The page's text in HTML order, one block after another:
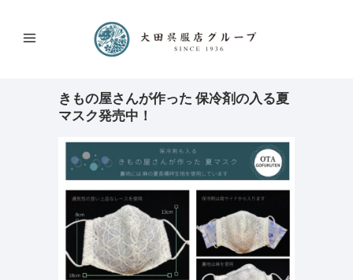
きもの屋さんが作った 保冷剤の入る夏
マスク発売中！